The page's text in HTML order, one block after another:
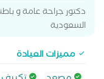
السعودية
مميزات العيادة